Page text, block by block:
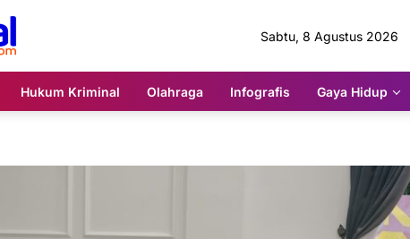
Sabtu, 8 Agustus 2026
Hukum Kriminal Olahraga Infografis Gaya Hidup